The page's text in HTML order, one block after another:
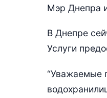
Мэр Днепра
В Днепре
Услуги
“Уважаемые